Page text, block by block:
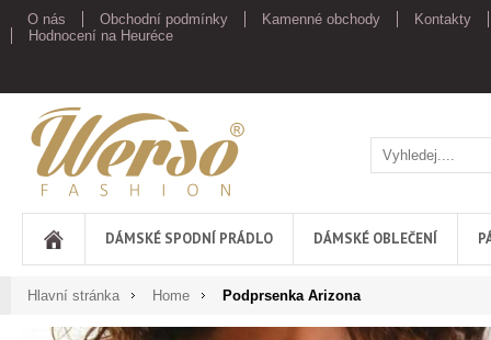
O nás Obchodní podmínky Kamenné obchody
Kontakty
Hodnocení na Heuréce
Werso
DÁMSKÉ SPODNÍ PRÁDLO DÁMSKÉ OBLEČENÍ
Hlavní stránka Home Podprsenka Arizona